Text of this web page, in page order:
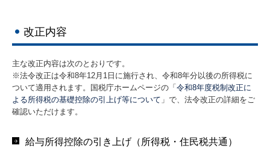
改正内容
主な改正内容は次のとおりです。
※法令改正は令和8年12月1日に施行され、令和8年分以後の所得税に
ついて適用されます。国税庁ホームページの「 令和8年度税制改正に
よる所得税の基礎控除の引上げ等について 」で、法令改正の詳細をご
確認いただけます。
給与所得控除の引き上げ（所得税・住民税共通）